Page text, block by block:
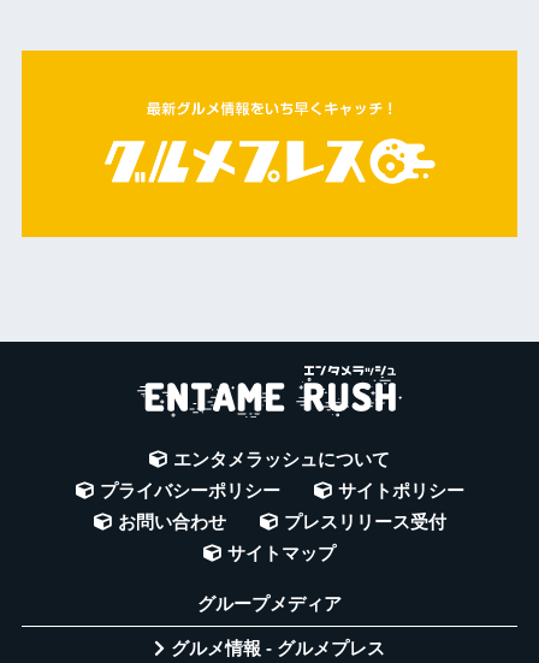
エンタメラッシュについて
プライバシーポリシー
サイトポリシー
お問い合わせ
プレスリリース受付
サイトマップ
グループメディア
グルメ情報 - グルメプレス